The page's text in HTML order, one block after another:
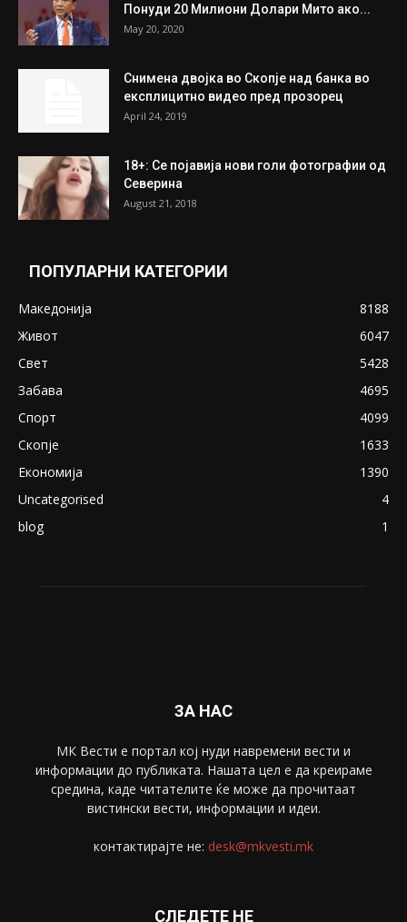
Понуди 20 Милиони Долари Мито ако...
May 20, 2020
Снимена двојка во Скопје над банка во
експлицитно видео пред прозорец
April 24, 2019
18+: Се појавија нови голи фотографии од
Северина
August 21, 2018
ПОПУЛАРНИ КАТЕГОРИИ
Македонија
8188
Живот
6047
Свет
5428
Забава
4695
Спорт
4099
Скопје
1633
Економија
1390
Uncategorised
4
blog
1
ЗА НАС
МК Вести е портал коj нуди навремени вести и
информации до публиката. Нашата цел е да креираме
средина, каде читателите ќе може да прочитаат
вистински вести, информации и идеи.
контактирајте не: desk@mkvesti.mk
СЛЕДЕТЕ НЕ